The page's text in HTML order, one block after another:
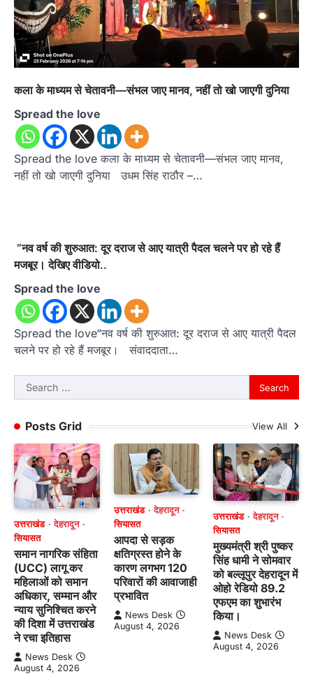
कला के माध्यम से चेतावनी—संभल जाए मानव, नहीं तो खो जाएगी दुनिया
Spread the love
Spread the love कला के माध्यम से चेतावनी—संभल जाए मानव,
नहीं तो खो जाएगी दुनिया उधम सिंह राठौर –…
“नव वर्ष की शुरुआत: दूर दराज से आए यात्री पैदल चलने पर हो रहे हैं
मजबूर। देखिए वीडियो..
Spread the love
Spread the love“नव वर्ष की शुरुआत: दूर दराज से आए यात्री पैदल
चलने पर हो रहे हैं मजबूर। संवाददाता…
Search
for:
Posts Grid
View All
उत्तराखंड
देहरादून
सियासत
समान नागरिक संहिता
(UCC) लागू कर
महिलाओं को समान
अधिकार, सम्मान और
न्याय सुनिश्चित करने
की दिशा में उत्तराखंड
ने रचा इतिहास
News Desk
August 4, 2026
उत्तराखंड
देहरादून
सियासत
आपदा से सड़क
क्षतिग्रस्त होने के
कारण लगभग 120
परिवारों की आवाजाही
प्रभावित
News Desk
August 4, 2026
उत्तराखंड
देहरादून
सियासत
मुख्यमंत्री श्री पुष्कर
सिंह धामी ने सोमवार
को बल्लूपुर देहरादून में
ओहो रेडियो 89.2
एफएम का शुभारंभ
किया।
News Desk
August 4, 2026